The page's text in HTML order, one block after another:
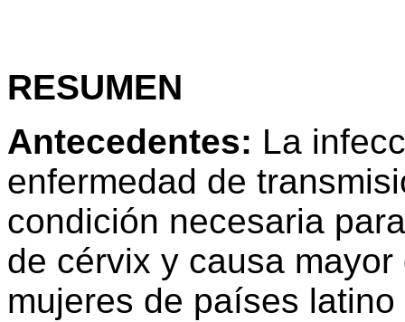
RESUMEN
Antecedentes: La
enfermedad de
condición necesaria
de cérvix y causa
mujeres de países